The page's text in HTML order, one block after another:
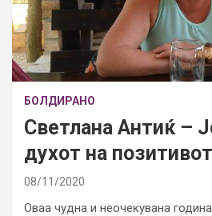
БОЛДИРАНО
Светлана Антиќ –
духот на позитивот
08/11/2020
Оваа чудна и неочекувана